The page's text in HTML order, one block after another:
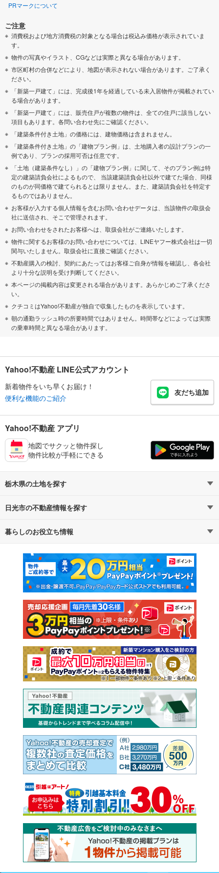
PRマークについて
ご注意
消費税および地方消費税の対象となる場合は税込み価格が表示されていま
す。
物件の写真やイラスト、CGなどは実際と異なる場合があります。
市区町村の合併などにより、地図が表示されない場合があります。ご了承く
ださい。
「新築一戸建て」には、完成後1年を経過している未入居物件が掲載されてい
る場合があります。
「新築一戸建て」には、販売住戸が複数の物件は、全ての住戸に該当しない
項目もあります。各問い合わせ先にご確認ください。
「建築条件付き土地」の価格には、建物価格は含まれません。
「建築条件付き土地」の「建物プラン例」は、土地購入者の設計プランの一
例であり、プランの採用可否は任意です。
「土地（建築条件なし）」の「建物プラン例」に関して、そのプラン例は特
定の建築請負会社によるもので、 当該建築請負会社以外で建てた場合、同様
のものが同価格で建てられるとは限りません。また、建築請負会社を特定す
るものではありません。
お客様が入力する個人情報を含むお問い合わせデータは、当該物件の取扱会
社に送信され、そこで管理されます。
お問い合わせをされたお客様へは、取扱会社がご連絡いたします。
物件に関するお客様のお問い合わせについては、LINEヤフー株式会社は一切
関与いたしません。取扱会社に直接ご確認ください。
不動産購入の検討、契約にあたってはお客様ご自身が情報を確認し、各会社
より十分な説明を受け判断してください。
本ページの掲載内容は変更される場合があります。あらかじめご了承くださ
い。
クチコミはYahoo!不動産が独自で収集したものを表示しています。
朝の通勤ラッシュ時の所要時間ではありません。時間帯などによっては実際
の乗車時間と異なる場合があります。
Yahoo!不動産 LINE公式アカウント
新着物件をいち早くお届け！
便利な機能のご紹介
友だち追加
Yahoo!不動産 アプリ
地図でサクッと物件探し
物件比較が手軽にできる
栃木県の土地を探す
路線・駅から探す
通勤・通学時間から探す
日光市の不動産情報を探す
不動産・住宅
新築マンション 中古マンション
新築一戸建て 中古一戸建て
注文住宅 土地
売却査定
暮らしのお役立ち情報
マンションカタログ 教えて！住まいの先生